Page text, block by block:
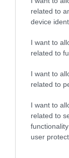
related to
device
I want to
related to
I want to
related to
I want to
related to
user
2025-03-13
ESŐS ŐSZI